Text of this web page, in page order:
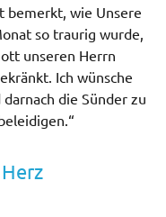
bemerkt, wie Unsere
so traurig wurde,
unseren Herrn
Ich wünsche
die Sünder zu